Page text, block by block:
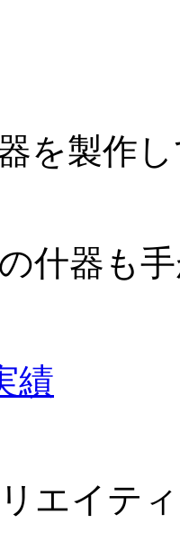
を製作
什器も
績
エイテ